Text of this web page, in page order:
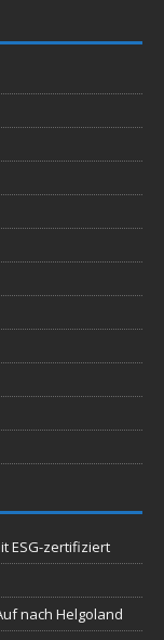
ESG-zertifiziert
nach Helgoland